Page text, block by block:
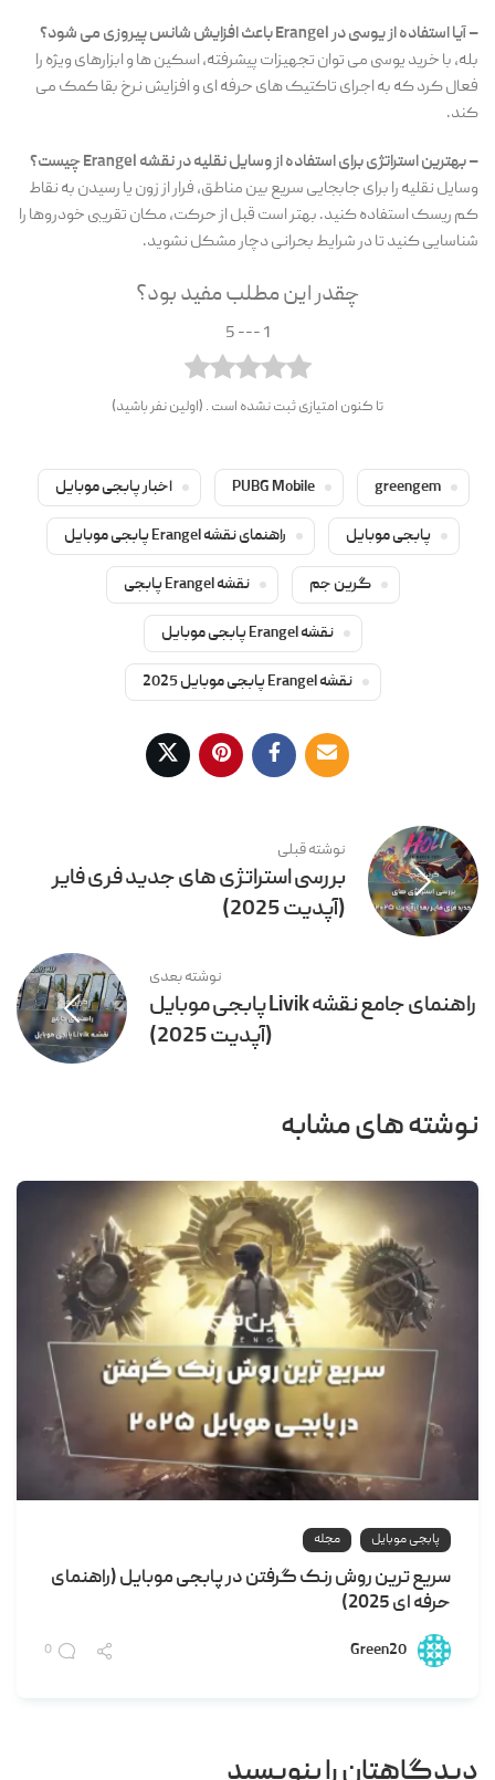
– آیا استفاده از یوسی در Erangel باعث افزایش شانس پیروزی می شود؟
بله، با خرید یوسی می توان تجهیزات پیشرفته، اسکین ها و ابزارهای ویژه را
فعال کرد که به اجرای تاکتیک های حرفه ای و افزایش نرخ بقا کمک می
کند.
– بهترین استراتژی برای استفاده از وسایل نقلیه در نقشه Erangel چیست؟
وسایل نقلیه را برای جابجایی سریع بین مناطق، فرار از زون یا رسیدن به نقاط
کم ریسک استفاده کنید. بهتر است قبل از حرکت، مکان تقریبی خودروها را
شناسایی کنید تا در شرایط بحرانی دچار مشکل نشوید.
چقدر این مطلب مفید بود؟
1 --- 5
تا کنون امتیازی ثبت نشده است . (اولین نفر باشید)
greengem
PUBG Mobile اخبار پابجی موبایل
پابجی موبایل راهنمای نقشه Erangel پابجی موبایل
گرین جم نقشه Erangel پابجی
نقشه Erangel پابجی موبایل
نقشه Erangel پابجی موبایل 2025
نوشته قبلی
بررسی استراتژی های جدید فری فایر
(آپدیت 2025)
نوشته بعدی
راهنمای جامع نقشه Livik پابجی موبایل
(آپدیت 2025)
نوشته های مشابه
پابجی موبایل مجله
سریع ترین روش رنک گرفتن در پابجی موبایل (راهنمای
حرفه ای 2025)
Green20
0